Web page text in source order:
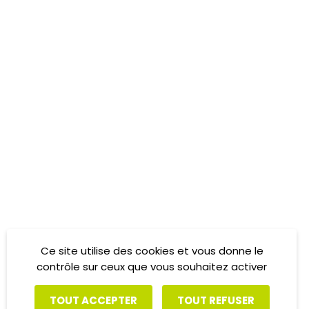
Ce site utilise des cookies et vous donne le
contrôle sur ceux que vous souhaitez activer
TOUT ACCEPTER TOUT REFUSER